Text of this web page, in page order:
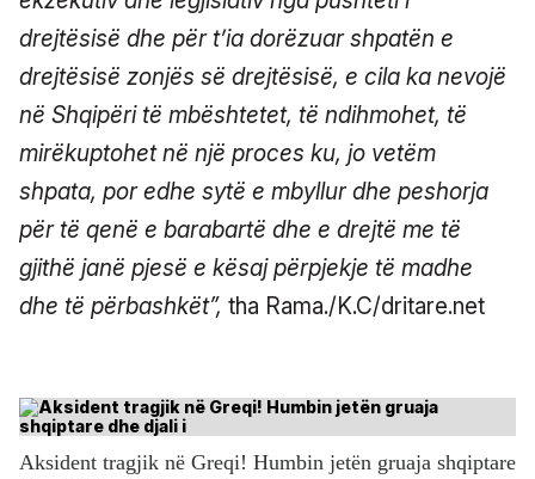
drejtësisë dhe për t’ia dorëzuar shpatën e
drejtësisë zonjës së drejtësisë, e cila ka nevojë
në Shqipëri të mbështetet, të ndihmohet, të
mirëkuptohet në një proces ku, jo vetëm
shpata, por edhe sytë e mbyllur dhe peshorja
për të qenë e barabartë dhe e drejtë me të
gjithë janë pjesë e kësaj përpjekje të madhe
dhe të përbashkët”, tha Rama./K.C/dritare.net
Aksident tragjik në Greqi! Humbin jetën gruaja shqiptare